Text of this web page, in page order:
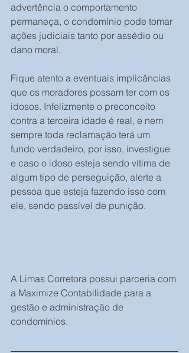
advertência o comportamento
permaneça, o condomínio pode tomar
ações judiciais tanto por assédio ou
dano moral.
Fique atento a eventuais implicâncias
que os moradores possam ter com os
idosos. Infelizmente o preconceito
contra a terceira idade é real, e nem
sempre toda reclamação terá um
fundo verdadeiro, por isso, investigue
e caso o idoso esteja sendo vítima de
algum tipo de perseguição, alerte a
pessoa que esteja fazendo isso com
ele, sendo passível de punição.
A Limas Corretora possui parceria com
a Maximize Contabilidade para a
gestão e administração de
condomínios.